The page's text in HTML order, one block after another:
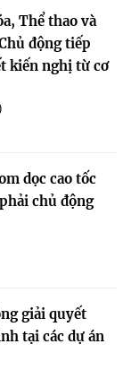
Thể thao và
động tiếp
kiến nghị từ cơ
dọc cao tốc
chủ động
giải quyết
tại các dự án